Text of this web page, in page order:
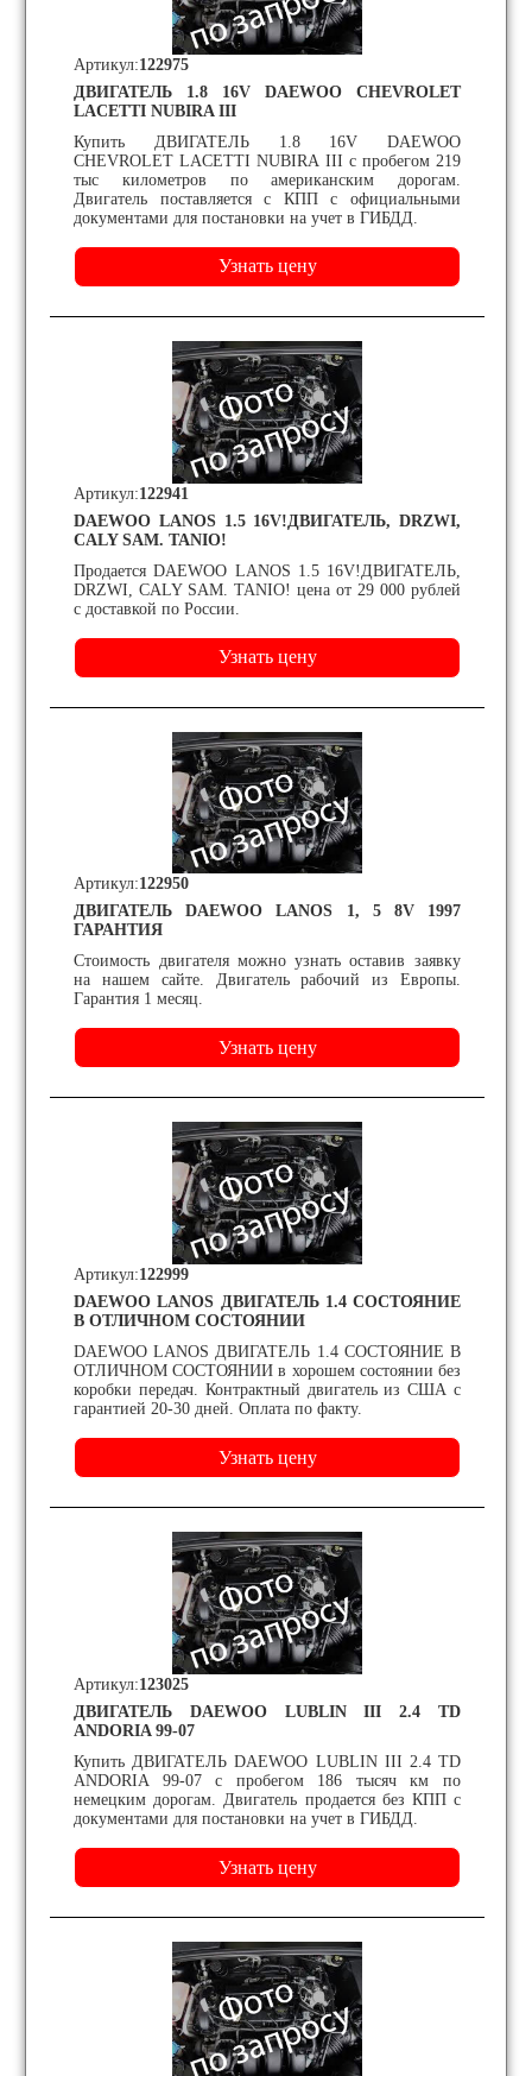
ДВИГАТЕЛЬ 1.8 16V DAEWOO CHEVROLET
LACETTI NUBIRA III
Купить ДВИГАТЕЛЬ 1.8 16V DAEWOO
CHEVROLET LACETTI NUBIRA III с пробегом 219
тыс километров по американским дорогам.
Двигатель поставляется с КПП с официальными
документами для постановки на учет в ГИБДД.
Артикул:122975
DAEWOO LANOS 1.5 16V!ДВИГАТЕЛЬ, DRZWI,
CALY SAM. TANIO!
Продается DAEWOO LANOS 1.5 16V!ДВИГАТЕЛЬ,
DRZWI, CALY SAM. TANIO! цена от 29 000 рублей
с доставкой по России.
Артикул:122941
ДВИГАТЕЛЬ DAEWOO LANOS 1, 5 8V 1997
ГАРАНТИЯ
Стоимость двигателя можно узнать оставив заявку
на нашем сайте. Двигатель рабочий из Европы.
Гарантия 1 месяц.
Артикул:122950
DAEWOO LANOS ДВИГАТЕЛЬ 1.4 СОСТОЯНИЕ
В ОТЛИЧНОМ СОСТОЯНИИ
DAEWOO LANOS ДВИГАТЕЛЬ 1.4 СОСТОЯНИЕ В
ОТЛИЧНОМ СОСТОЯНИИ в хорошем состоянии без
коробки передач. Контрактный двигатель из США с
гарантией 20-30 дней. Оплата по факту.
Артикул:122999
ДВИГАТЕЛЬ DAEWOO LUBLIN III 2.4 TD
ANDORIA 99-07
Купить ДВИГАТЕЛЬ DAEWOO LUBLIN III 2.4 TD
ANDORIA 99-07 с пробегом 186 тысяч км по
немецким дорогам. Двигатель продается без КПП с
документами для постановки на учет в ГИБДД.
Артикул:123025